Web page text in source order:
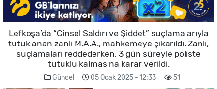
Lefkoşa’da “Cinsel Saldırı ve Şiddet” suçlamalarıyla
tutuklanan zanlı M.A.A., mahkemeye çıkarıldı. Zanlı,
suçlamaları reddederken, 3 gün süreyle poliste
tutuklu kalmasına karar verildi.
Güncel 05 Ocak 2025 - 12:33 51